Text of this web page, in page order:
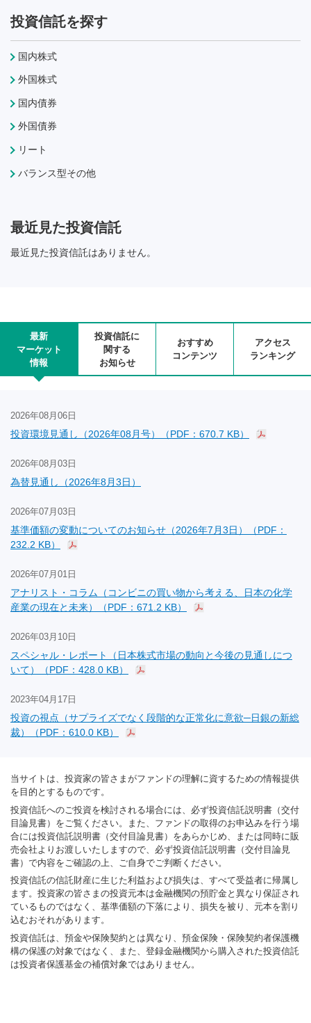
投資信託を探す
国内株式
外国株式
国内債券
外国債券
リート
バランス型その他
最近見た投資信託
最近見た投資信託はありません。
最新
マーケット
情報
投資信託に
関する
お知らせ
おすすめ
コンテンツ
アクセス
ランキング
2026年08月06日
投資環境見通し（2026年08月号）（PDF：670.7 KB）
2026年08月03日
為替見通し（2026年8月3日）
2026年07月03日
基準価額の変動についてのお知らせ（2026年7月3日）（PDF：
232.2 KB）
2026年07月01日
アナリスト・コラム（コンビニの買い物から考える、日本の化学
産業の現在と未来）（PDF：671.2 KB）
2026年03月10日
スペシャル・レポート（日本株式市場の動向と今後の見通しにつ
いて）（PDF：428.0 KB）
2023年04月17日
投資の視点（サプライズでなく段階的な正常化に意欲─日銀の新総
裁）（PDF：610.0 KB）
当サイトは、投資家の皆さまがファンドの理解に資するための情報提供
を目的とするものです。
投資信託へのご投資を検討される場合には、必ず投資信託説明書（交付
目論見書）をご覧ください。また、ファンドの取得のお申込みを行う場
合には投資信託説明書（交付目論見書）をあらかじめ、または同時に販
売会社よりお渡しいたしますので、必ず投資信託説明書（交付目論見
書）で内容をご確認の上、ご自身でご判断ください。
投資信託の信託財産に生じた利益および損失は、すべて受益者に帰属し
ます。投資家の皆さまの投資元本は金融機関の預貯金と異なり保証され
ているものではなく、基準価額の下落により、損失を被り、元本を割り
込むおそれがあります。
投資信託は、預金や保険契約とは異なり、預金保険・保険契約者保護機
構の保護の対象ではなく、また、登録金融機関から購入された投資信託
は投資者保護基金の補償対象ではありません。